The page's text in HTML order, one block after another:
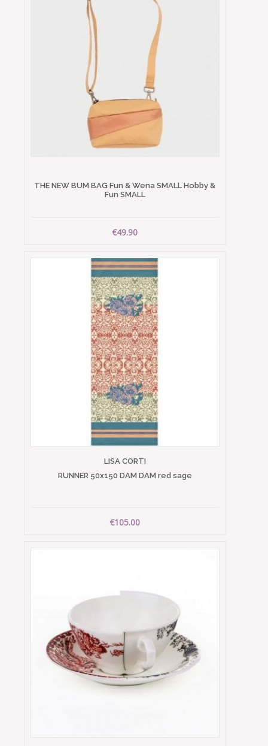
THE NEW BUM BAG Fun & Wena SMALL Hobby &
Fun SMALL
€49.90
LISA CORTI
RUNNER 50x150 DAM DAM red sage
€105.00